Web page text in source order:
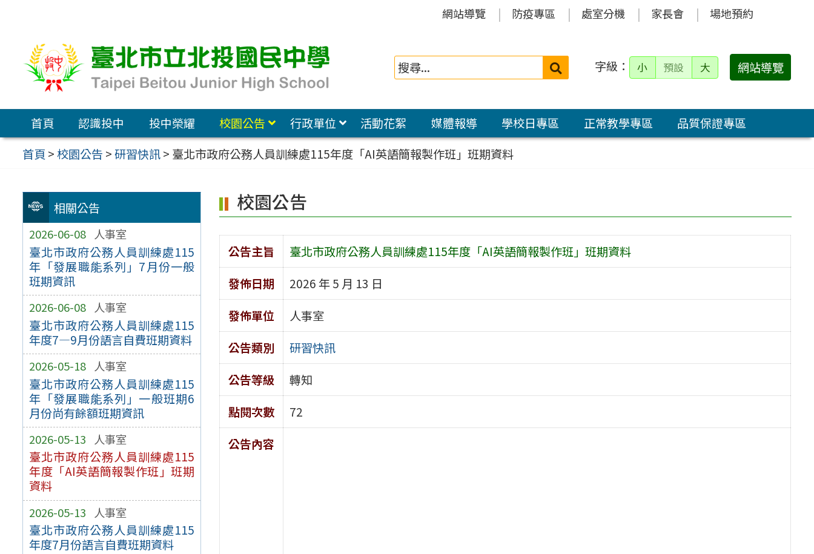
容
區
網站導覽 防疫專區 處室分機 家長會 場地預約
搜
字級： 小 預設 大 網站導覽
首頁 認識投中 投中榮耀 校園公告 行政單位 活動花絮 媒體報導 學校日專區 正常教學專區
品質保證專區
首頁 >校園公告 >研習快訊> 臺北市政府公務人員訓練處115年度「AI英語簡報製作班」班期資料
相關公告
2026-06-08 人事室
臺北市政府公務人員訓練處115
年「發展職能系列」7月份一般
班期資訊
2026-06-08 人事室
臺北市政府公務人員訓練處115
年度7—9月份語言自費班期資料
2026-05-18 人事室
臺北市政府公務人員訓練處115
年「發展職能系列」一般班期6
月份尚有餘額班期資訊
2026-05-13 人事室
臺北市政府公務人員訓練處115
年度「AI英語簡報製作班」班期
資料
2026-05-13 人事室
臺北市政府公務人員訓練處115
年度7月份語言自費班期資料
校園公告
公告主旨
臺北市政府公務人員訓練處115年度「AI英語簡報製作班」班期資料
發佈日期
2026 年 5 月 13 日
發佈單位
人事室
公告類別
研習快訊
公告等級
轉知
點閱次數
72
公告內容